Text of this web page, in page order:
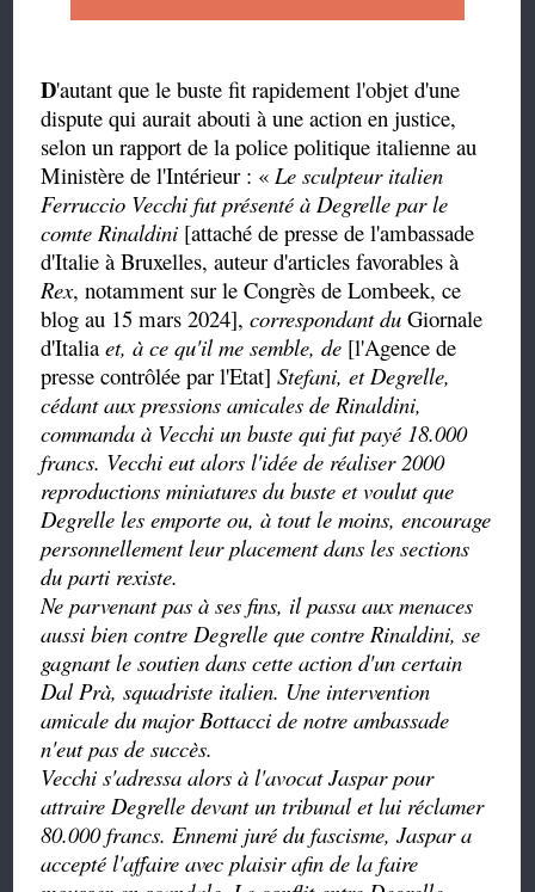
D'autant que le buste fit rapidement l'objet d'une
dispute qui aurait abouti à une action en justice,
selon un rapport de la police politique italienne au
Ministère de l'Intérieur : « Le sculpteur italien
Ferruccio Vecchi fut présenté à Degrelle par le
comte Rinaldini [attaché de presse de l'ambassade
d'Italie à Bruxelles,auteur d'articles favorables à
Rex, notamment sur le Congrès de Lombeek, ce
blog au 15 mars 2024],correspondant duGiornale
d'Italiaet, à ce qu'il me semble, de [l'Agence de
presse contrôlée par l'Etat]Stefani, et Degrelle,
cédant aux pressions amicales de Rinaldini,
commanda à Vecchi un buste qui fut payé 18.000
francs. Vecchi eut alors l'idée de réaliser 2000
reproductions miniatures du buste et voulut que
Degrelle les emporte ou, à tout le moins, encourage
personnellement leur placement dans les sections
du parti rexiste.
Ne parvenant pas à ses fins, il passa aux menaces
aussi bien contre Degrelle que contre Rinaldini, se
gagnant le soutien dans cette action d'un certain
Dal Prà, squadriste italien. Une intervention
amicale du major Bottacci de notre ambassade
n'eut pas de succès.
Vecchi s'adressa alors à l'avocat Jaspar pour
attraire Degrelle devant un tribunal et lui réclamer
80.000 francs. Ennemi juré du fascisme, Jaspar a
accepté l'affaire avec plaisir afin de la faire